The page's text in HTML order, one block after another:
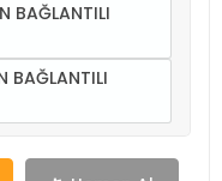
BAĞLANTILI
BAĞLANTILI